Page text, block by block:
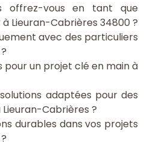
offrez-vous en tant que
Lieuran-Cabrières 34800 ?
avec des particuliers
pour un projet clé en main à
adaptées pour des
Cabrières ?
durables dans vos projets